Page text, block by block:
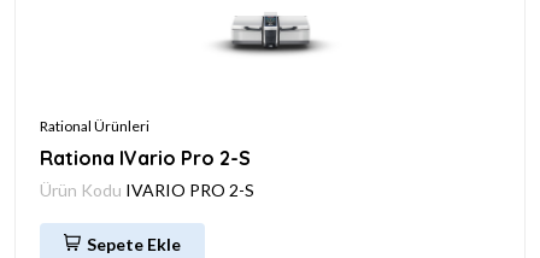
Rational Ürünleri
Rationa IVario Pro 2-S
Ürün Kodu IVARIO PRO 2-S
Sepete Ekle